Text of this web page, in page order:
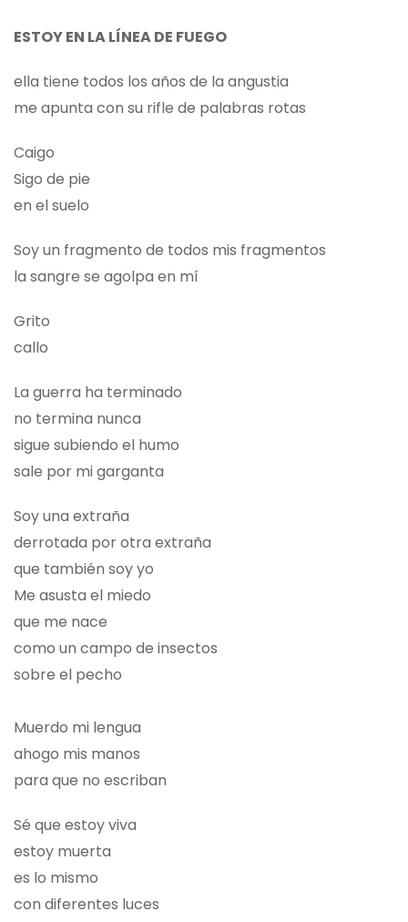
ESTOY EN LA LÍNEA DE FUEGO
ella tiene todos los años de la angustia
me apunta con su rifle de palabras rotas
Caigo
Sigo de pie
en el suelo
Soy un fragmento de todos mis fragmentos
la sangre se agolpa en mí
Grito
callo
La guerra ha terminado
no termina nunca
sigue subiendo el humo
sale por mi garganta
Soy una extraña
derrotada por otra extraña
que también soy yo
Me asusta el miedo
que me nace
como un campo de insectos
sobre el pecho
Muerdo mi lengua
ahogo mis manos
para que no escriban
Sé que estoy viva
estoy muerta
es lo mismo
con diferentes luces